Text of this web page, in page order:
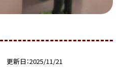
更新日 2025/11/21